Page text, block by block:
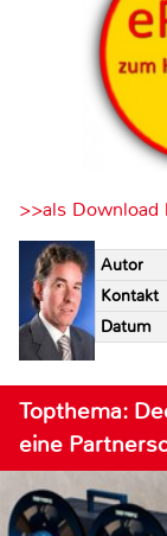
>>als Download
Autor
Kontakt
Datum
Topthema:
eine